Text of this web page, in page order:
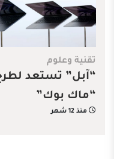
تقنية وعلوم
“آبل” تستعد
“ماك بوك”
اقتصادي
منذ 12 شهر